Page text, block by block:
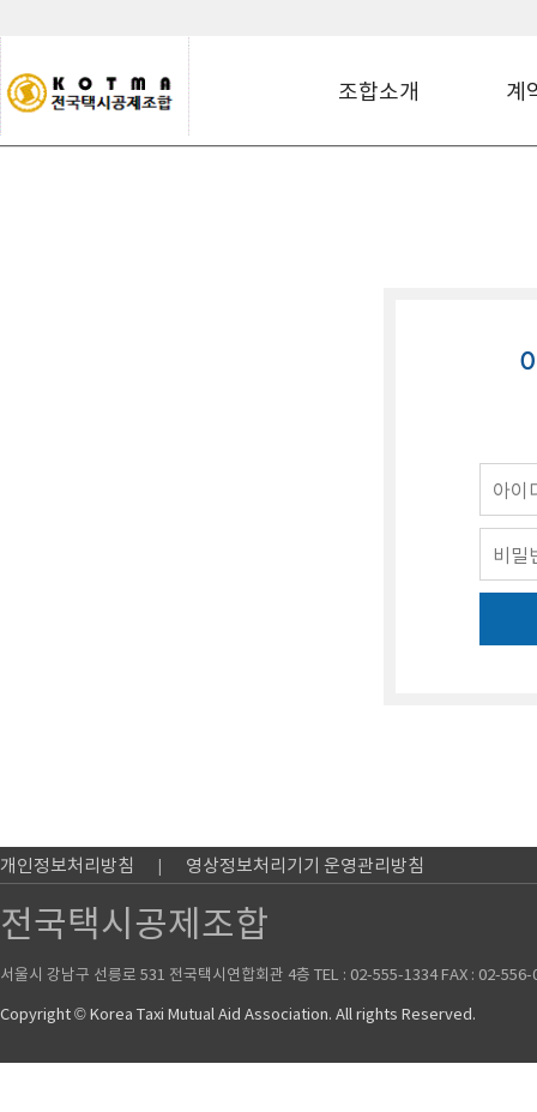
조합소개 계
개인정보처리방침 영상정보처리기기 운영관리방침
전국택시공제조합
서울시 강남구 선릉로 531 전국택시연합회관 4층 TEL : 02-555-1334 FAX : 02-
Copyright © Korea Taxi Mutual Aid Association. All rights Reserved.